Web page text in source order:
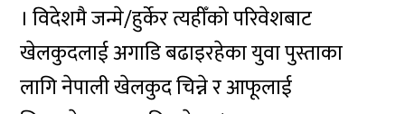
। विदेशमै जन्मे/हुर्केर त्यहीँको परिवेशबाट
खेलकुदलाई अगाडि बढाइरहेका युवा पुस्ताका
लागि नेपाली खेलकुद चिन्ने र आफूलाई